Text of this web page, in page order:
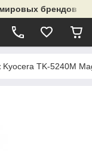
брендов и
Kyocera TK-5240M